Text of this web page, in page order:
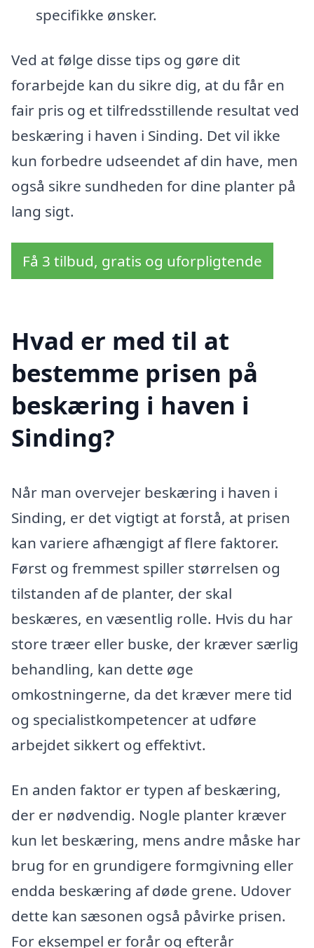
specifikke ønsker.
Ved at følge disse tips og gøre dit
forarbejde kan du sikre dig, at du får en
fair pris og et tilfredsstillende resultat ved
beskæring i haven i Sinding. Det vil ikke
kun forbedre udseendet af din have, men
også sikre sundheden for dine planter på
lang sigt.
Få 3 tilbud, gratis og uforpligtende
Hvad er med til at
bestemme prisen på
beskæring i haven i
Sinding?
Når man overvejer beskæring i haven i
Sinding, er det vigtigt at forstå, at prisen
kan variere afhængigt af flere faktorer.
Først og fremmest spiller størrelsen og
tilstanden af de planter, der skal
beskæres, en væsentlig rolle. Hvis du har
store træer eller buske, der kræver særlig
behandling, kan dette øge
omkostningerne, da det kræver mere tid
og specialistkompetencer at udføre
arbejdet sikkert og effektivt.
En anden faktor er typen af beskæring,
der er nødvendig. Nogle planter kræver
kun let beskæring, mens andre måske har
brug for en grundigere formgivning eller
endda beskæring af døde grene. Udover
dette kan sæsonen også påvirke prisen.
For eksempel er forår og efterår